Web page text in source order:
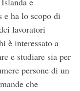
e ha lo scopo di
lavoratori
è interessato a
e studiare sia per
persone di un
che